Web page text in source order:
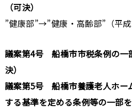
（可決）
”健康部”→”健康・高齢部”（平成
議案第4号 船橋市市税条例の一
決）
議案第5号 船橋市養護老人ホー
する基準を定める条例等の一部